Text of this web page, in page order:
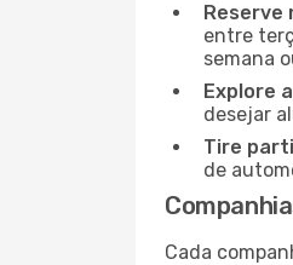
Reserve
entre
semana
Explore
desejar
Tire
de
Cada